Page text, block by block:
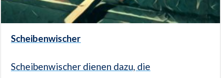
Scheibenwischer
Scheibenwischer dienen dazu, die